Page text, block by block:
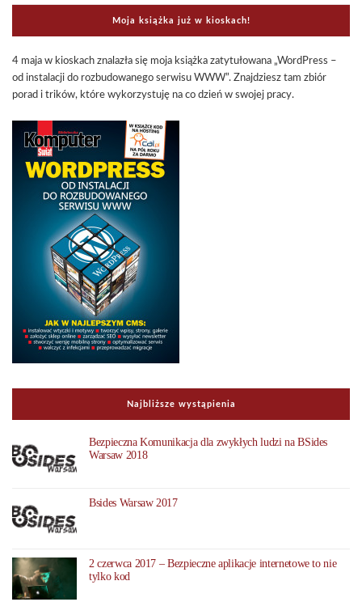
Moja książka już w kioskach!
4 maja w kioskach znalazła się moja książka zatytułowana „WordPress –
od instalacji do rozbudowanego serwisu WWW”. Znajdziesz tam zbiór
porad i trików, które wykorzystuję na co dzień w swojej pracy.
Najbliższe wystąpienia
Bezpieczna Komunikacja dla zwykłych ludzi na BSides
Warsaw 2018
Bsides Warsaw 2017
2 czerwca 2017 – Bezpieczne aplikacje internetowe to nie
tylko kod